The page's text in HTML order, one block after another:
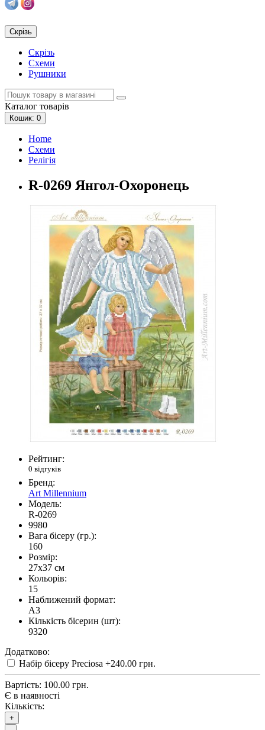
Скрізь
Скрізь
Схеми
Рушники
Каталог товарів
Кошик: 0
Home
Схеми
Релігія
R-0269 Янгол-Охоронець
Рейтинг:
0 відгуків
Бренд:
Art Millennium
Модель:
R-0269
9980
Вага бісеру (гр.):
160
Розмір:
27x37 см
Кольорів:
15
Наближений формат:
A3
Кількість бісерин (шт):
9320
Додатково:
Набір бісеру Preciosa +240.00 грн.
Вартість: 100.00 грн.
Є в наявності
Кількість:
+